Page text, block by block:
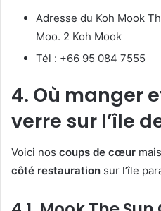
Adresse du Koh Mook
Moo. 2 Koh Mook
Tél : +66 95 084 7555
4. Où manger
verre sur l’île
Voici nos coups de cœur
côté restauration sur l’île